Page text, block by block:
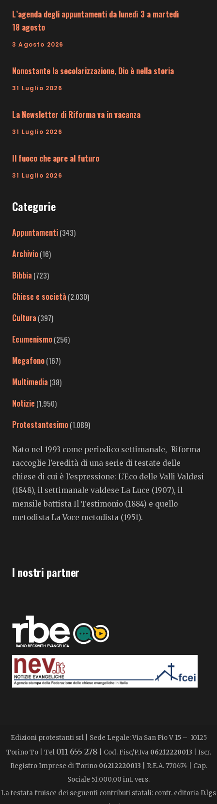
L’agenda degli appuntamenti da lunedì 3 a martedì
18 agosto
3 Agosto 2026
Nonostante la secolarizzazione, Dio è nella storia
31 Luglio 2026
La Newsletter di Riforma va in vacanza
31 Luglio 2026
Il fuoco che apre al futuro
31 Luglio 2026
Categorie
Appuntamenti(343)
Archivio(16)
Bibbia (723)
Chiese e società (2.030)
Cultura (397)
Ecumenismo(256)
Megafono(167)
Multimedia (38)
Notizie (1.950)
Protestantesimo(1.089)
Nato nel 1993 come periodico settimanale, Riforma
raccoglie l’eredità di una serie di testate delle
chiese di cui è l’espressione: L’Eco delle Valli Valdesi
(1848), il settimanale valdese La Luce (1907), il
mensile battista Il Testimonio (1884) e quello
metodista La Voce metodista (1951).
I nostri partner
Edizioni protestanti srl | Sede Legale: Via San Pio V 15 – 10125
Torino To | Tel 011 655 278 | Cod. Fisc/P.Iva 06212220013 | Iscr.
Registro Imprese di Torino 06212220013 | R.E.A. 770674 | Cap.
Sociale 51.000,00 int. vers.
La testata fruisce dei seguenti contributi statali: contr. editoria D.lgs